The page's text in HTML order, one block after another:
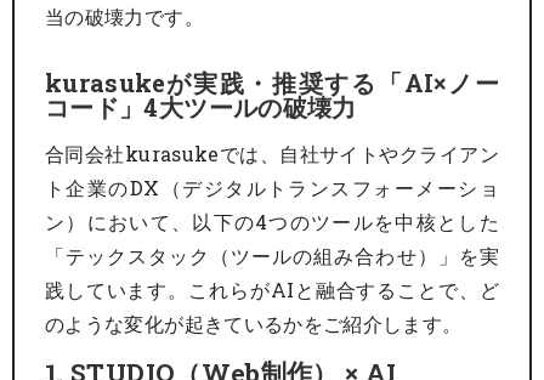
当の破壊力です。
kurasukeが実践・推奨する「AI×ノー
コード」4大ツールの破壊力
合同会社kurasukeでは、自社サイトやクライアン
ト企業のDX（デジタルトランスフォーメーショ
ン）において、以下の4つのツールを中核とした
「テックスタック（ツールの組み合わせ）」を実
践しています。これらがAIと融合することで、ど
のような変化が起きているかをご紹介します。